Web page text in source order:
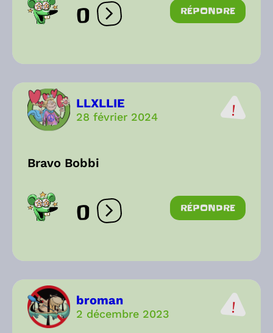
0 Ouvrir les réactions
RÉPONDRE
LLXLLIE
28 février 2024
Bravo Bobbi
0 Ouvrir les réactions
RÉPONDRE
broman
2 décembre 2023